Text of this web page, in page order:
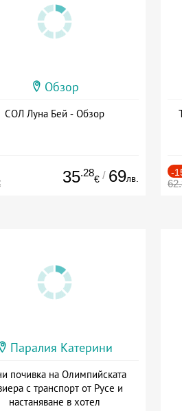
Обзор
СОЛ Луна Бей - Обзор
35.28
€ / 69лв.
-
Паралия Катерини
почивка на Олимпийската
с транспорт от Русе и
настаняване в хотел